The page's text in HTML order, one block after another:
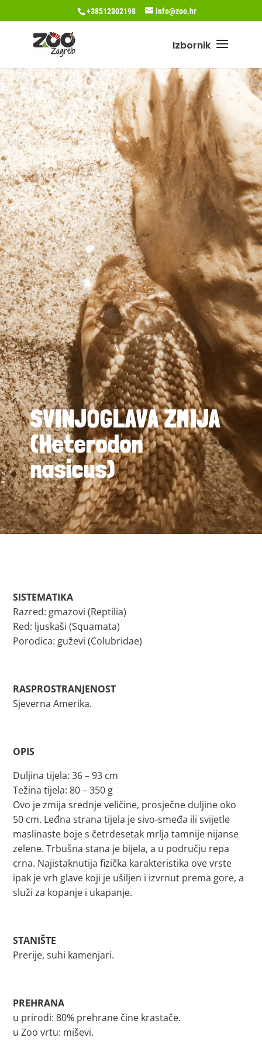
+38512302198 info@zoo.hr
SVINJOGLAVA ZMIJA
(Heterodon
nasicus)
SISTEMATIKA
Razred: gmazovi (Reptilia)
Red: ljuskaši (Squamata)
Porodica: guževi (Colubridae)
RASPROSTRANJENOST
Sjeverna Amerika.
OPIS
Duljina tijela: 36 – 93 cm
Težina tijela: 80 – 350 g
Ovo je zmija srednje veličine, prosječne duljine oko
50 cm. Leđna strana tijela je sivo-smeđa ili svijetle
maslinaste boje s četrdesetak mrlja tamnije nijanse
zelene. Trbušna stana je bijela, a u području repa
crna. Najistaknutija fizička karakteristika ove vrste
ipak je vrh glave koji je ušiljen i izvrnut prema gore, a
služi za kopanje i ukapanje.
STANIŠTE
Prerije, suhi kamenjari.
PREHRANA
u prirodi: 80% prehrane čine krastače.
u Zoo vrtu: miševi.